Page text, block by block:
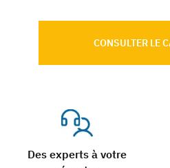
CONSULTER LE
Des experts à votre